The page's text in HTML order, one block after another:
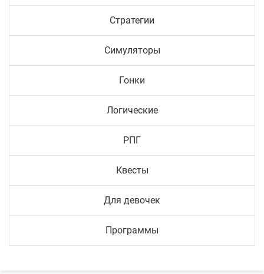
Стратегии
Симуляторы
Гонки
Логические
РПГ
Квесты
Для девочек
Программы